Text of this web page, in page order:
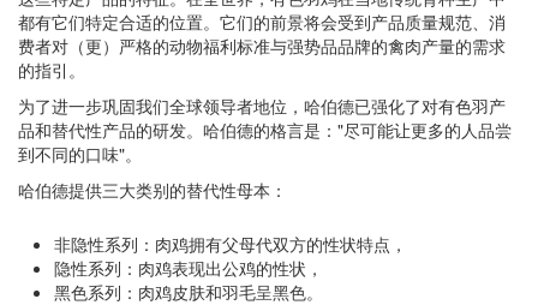
都有它们特定合适的位置。它们的前景将会受到产品质量规范、消
费者对（更）严格的动物福利标准与强势品品牌的禽肉产量的需求
的指引。
为了进一步巩固我们全球领导者地位，哈伯德已强化了对有色羽产
品和替代性产品的研发。哈伯德的格言是："尽可能让更多的人品尝
到不同的口味"。
哈伯德提供三大类别的替代性母本：
非隐性系列：肉鸡拥有父母代双方的性状特点，
隐性系列：肉鸡表现出公鸡的性状，
黑色系列：肉鸡皮肤和羽毛呈黑色。